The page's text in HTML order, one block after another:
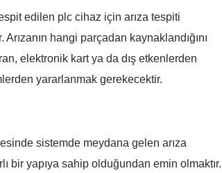
edilen plc cihaz için arıza tespiti
hangi parçadan kaynaklandığını
elektronik kart ya da dış etkenlerden
yararlanmak gerekecektir.
sistemde meydana gelen arıza
bir yapıya sahip olduğundan emin olmaktır.